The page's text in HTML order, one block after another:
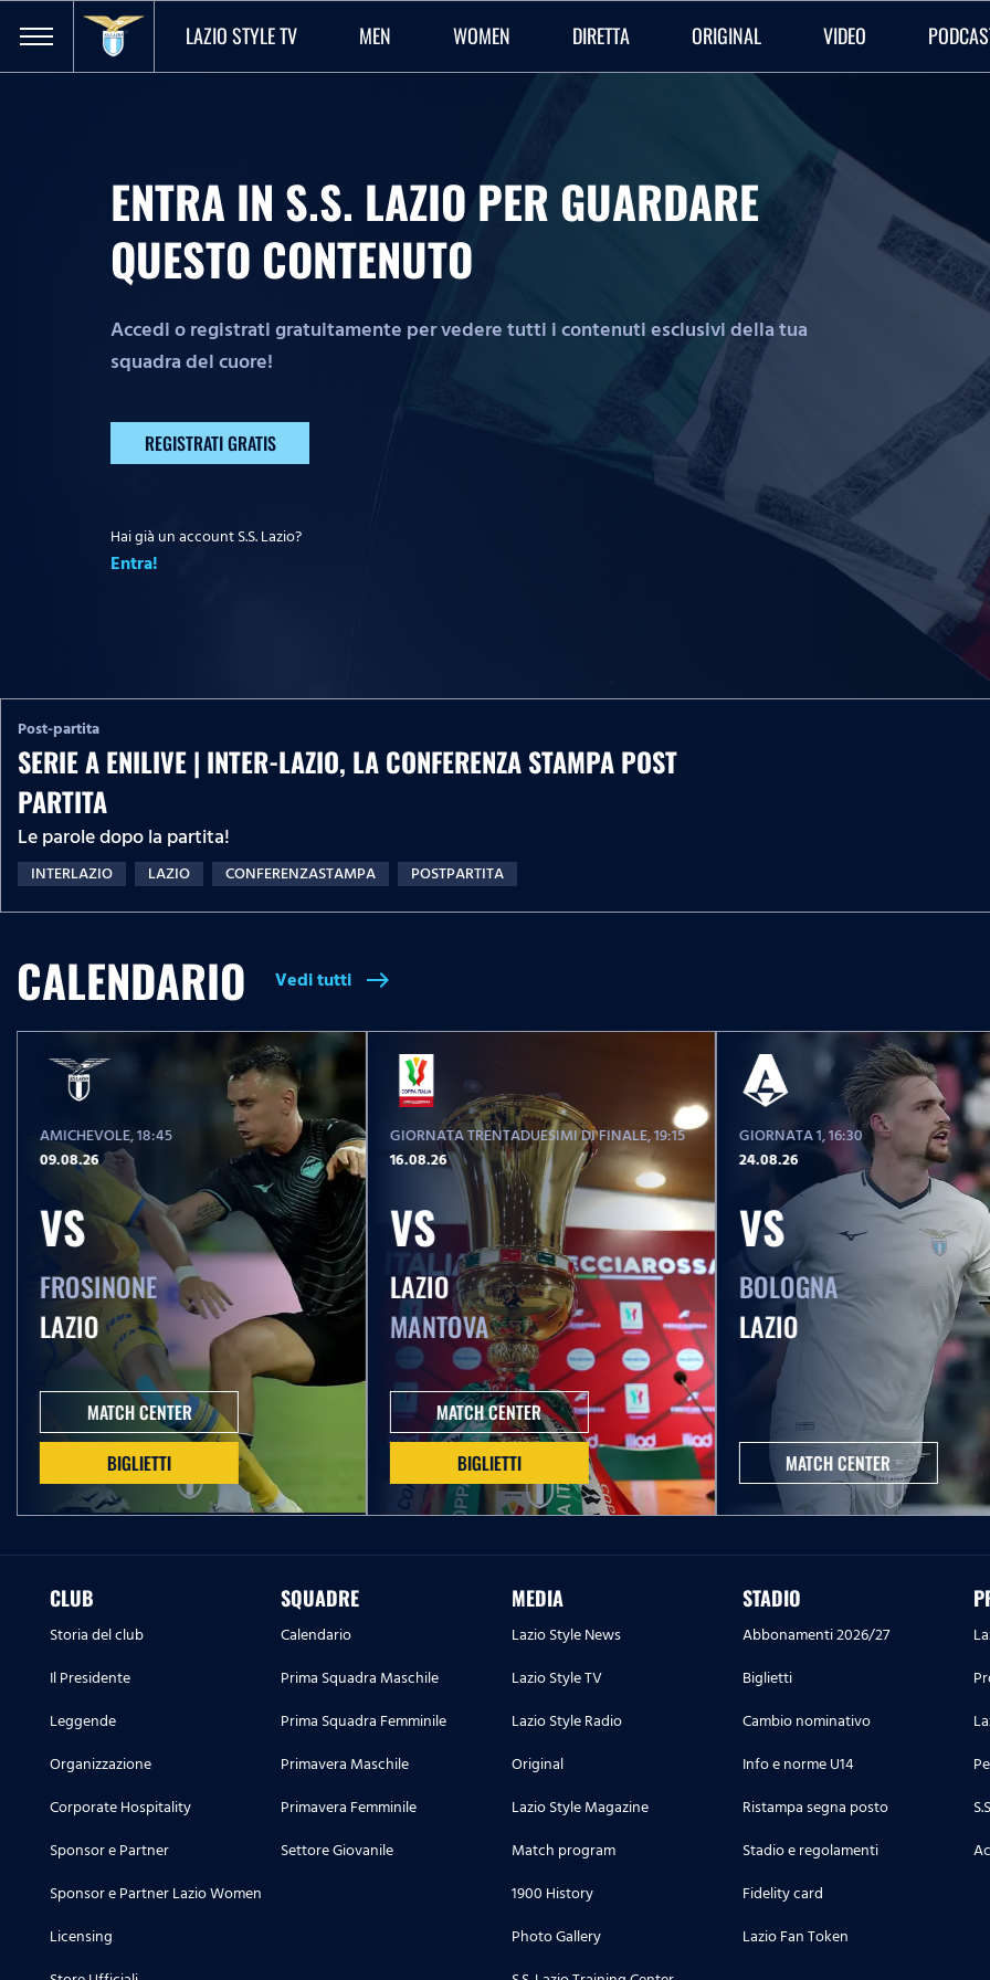
LAZIO STYLE TV MEN WOMEN DIRETTA ORIGINAL VIDEO
ENTRA IN S.S. LAZIO PER GUARDARE
QUESTO CONTENUTO
Accedi o registrati gratuitamente per vedere tutti i contenuti esclusivi della tua
squadra del cuore!
REGISTRATI GRATIS
Hai già un account S.S. Lazio?
Entra!
Post-partita
SERIE A ENILIVE | INTER-LAZIO, LA CONFERENZA STAMPA POST
PARTITA
Le parole dopo la partita!
INTERLAZIO LAZIO CONFERENZASTAMPA POSTPARTITA
CALENDARIO Vedi tutti east
AMICHEVOLE, 18:45
09.08.26
VS
FROSINONE
LAZIO
MATCH CENTER
BIGLIETTI
GIORNATA TRENTADUESIMI DI FINALE, 19:15
16.08.26
VS
LAZIO
MANTOVA
MATCH CENTER
BIGLIETTI
GIORNATA 1, 16:30
24.08.26
VS
BOLOGNA
LAZIO
MATCH CENTER
CLUB
Storia del club
Il Presidente
Leggende
Organizzazione
Corporate Hospitality
Sponsor e Partner
Sponsor e Partner Lazio Women
Licensing
SQUADRE
Calendario
Prima Squadra Maschile
Prima Squadra Femminile
Primavera Maschile
Primavera Femminile
Settore Giovanile
MEDIA
Lazio Style News
Lazio Style TV
Lazio Style Radio
Original
Lazio Style Magazine
Match program
1900 History
Photo Gallery
STADIO
Abbonamenti 2026/27
Biglietti
Cambio nominativo
Info e norme U14
Ristampa segna posto
Stadio e regolamenti
Fidelity card
Lazio Fan Token